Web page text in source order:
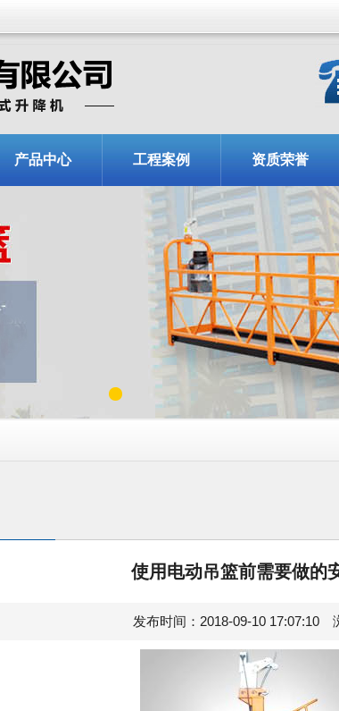
产品中心 工程案例 资质荣誉
1
使用电动吊篮前需要做的
发布时间：2018-09-10 17:07:10